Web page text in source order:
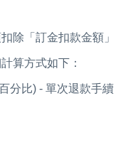
除「訂金扣款金額」
算方式如下：
分比) - 單次退款手續